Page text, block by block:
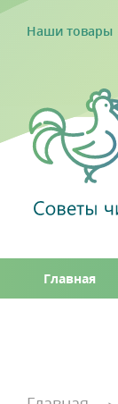
Наши товары
Главная